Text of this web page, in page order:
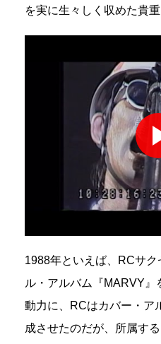
を実に生々しく収めた貴
1988年といえば、RCサ
ル・アルバム『MARVY
動力に、RCはカバー・ア
成させたのだが、所属す